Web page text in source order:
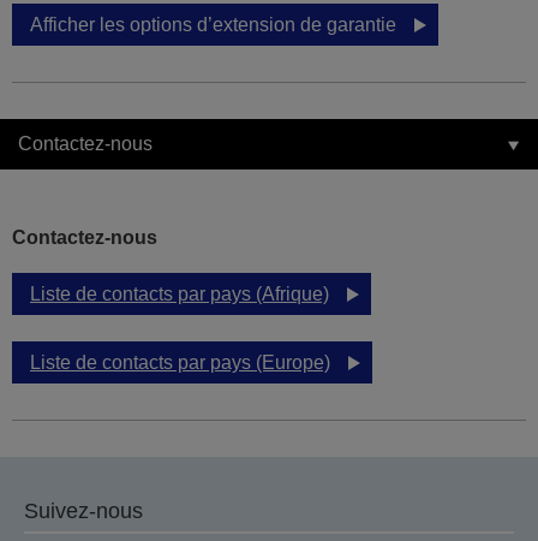
Afficher les options d’extension de garantie
Contactez-nous
Contactez-nous
Liste de contacts par pays (Afrique)
Liste de contacts par pays (Europe)
Suivez-nous